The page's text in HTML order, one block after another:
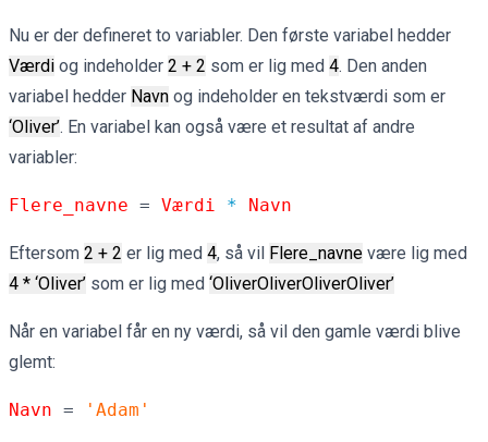
Nu er der defineret to variabler. Den første variabel hedder
Værdi og indeholder 2 + 2 som er lig med 4. Den anden
variabel hedder Navn og indeholder en tekstværdi som er
‘Oliver’. En variabel kan også være et resultat af andre
variabler:
Flere_navne = Værdi * Navn
Eftersom 2 + 2 er lig med 4, så vil Flere_navne være lig med
4 * ‘Oliver’ som er lig med ‘OliverOliverOliverOliver’
Når en variabel får en ny værdi, så vil den gamle værdi blive
glemt:
Navn = 'Adam'